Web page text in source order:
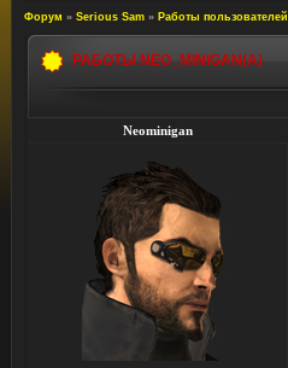
Форум » Serious Sam » Работы пользователей
РАБОТЫ NEO_MINIGAN(А)
Neominigan